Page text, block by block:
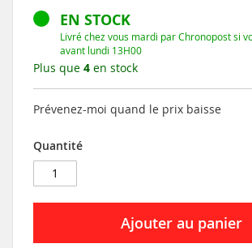
EN STOCK
Livré chez vous mardi par Chronopost si
avant lundi 13H00
Plus que 4 en stock
Prévenez-moi quand le prix baisse
Quantité
Ajouter au panier